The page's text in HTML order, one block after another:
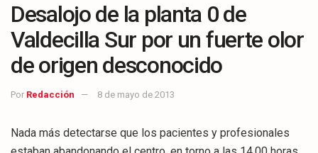
Desalojo de la planta 0 de
Valdecilla Sur por un fuerte olor
de origen desconocido
Por Redacción 8 de mayo de 2013
Nada más detectarse que los pacientes y profesionales